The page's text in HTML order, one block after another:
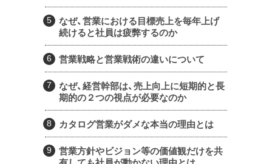
なぜ、営業における目標売上を毎年上げ
続けると社員は疲弊するのか
営業戦略と営業戦術の違いについて
なぜ、経営幹部は、売上向上に短期的と長
期的の２つの視点が必要なのか
カタログ営業がダメな本当の理由とは
営業方針やビジョン等の価値観だけを共